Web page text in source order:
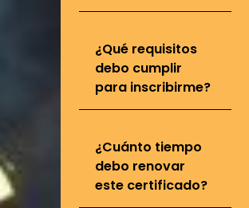
¿Qué requisitos
debo cumplir
para inscribirme?
¿Cuánto tiempo
debo renovar
este certificado?